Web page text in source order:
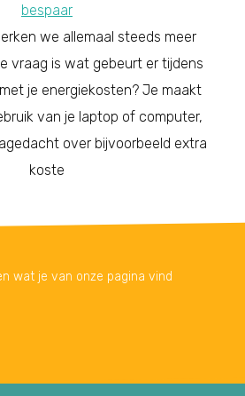
bespaar
we allemaal steeds meer
vraag is wat gebeurt er tijdens
je energiekosten? Je maakt
van je laptop of computer,
over bijvoorbeeld extra
koste
wat je van onze pagina vind